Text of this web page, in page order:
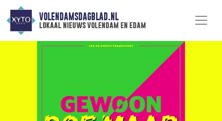
VOLENDAMSDAGBLAD.NL
lokaal nieuws volendam en edam